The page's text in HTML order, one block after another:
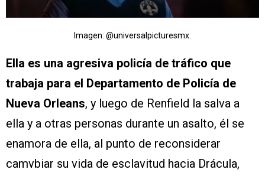
Imagen: @universalpicturesmx.
Ella es una agresiva policía de tráfico que
trabaja para el Departamento de Policía de
Nueva Orleans, y luego de Renfield la salva a
ella y a otras personas durante un asalto, él se
enamora de ella, al punto de reconsiderar
camvbiar su vida de esclavitud hacia Drácula,